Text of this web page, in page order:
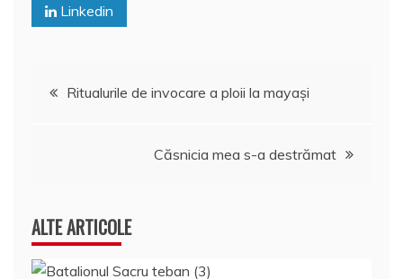
Linkedin
Navigare
Ritualurile de invocare a ploii la mayași
Căsnicia mea s-a destrămat
ALTE ARTICOLE